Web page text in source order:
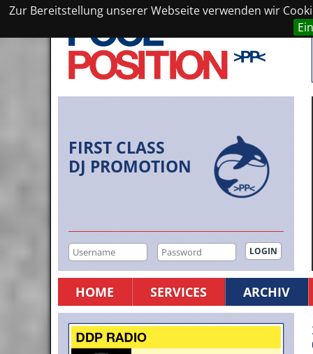
Zur Bereitstellung unserer Webseite verwenden wir
FIRST CLASS
DJ PROMOTION
HOME SERVICES ARCHIV